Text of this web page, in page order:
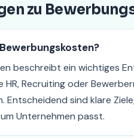
zu
beschreibt ein wichtiges
HR, Recruiting oder
Entscheidend sind klare
Unternehmen passt.